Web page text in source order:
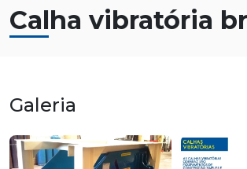
Calha vibratória
Galeria